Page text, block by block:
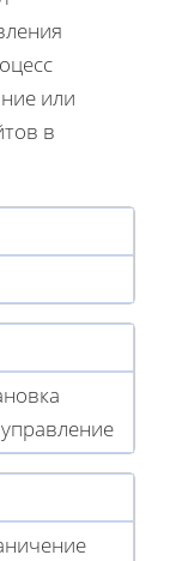
или
в